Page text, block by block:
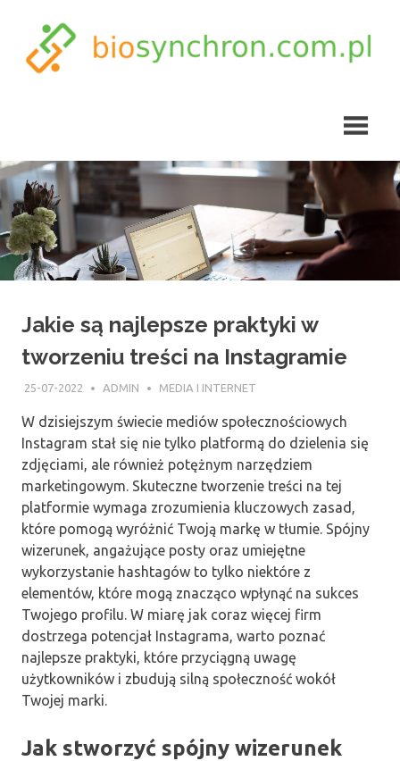
content
Jakie są najlepsze praktyki w
tworzeniu treści na Instagramie
25-07-2022 ADMIN MEDIA I INTERNET
W dzisiejszym świecie mediów społecznościowych
Instagram stał się nie tylko platformą do dzielenia się
zdjęciami, ale również potężnym narzędziem
marketingowym. Skuteczne tworzenie treści na tej
platformie wymaga zrozumienia kluczowych zasad,
które pomogą wyróżnić Twoją markę w tłumie. Spójny
wizerunek, angażujące posty oraz umiejętne
wykorzystanie hashtagów to tylko niektóre z
elementów, które mogą znacząco wpłynąć na sukces
Twojego profilu. W miarę jak coraz więcej firm
dostrzega potencjał Instagrama, warto poznać
najlepsze praktyki, które przyciągną uwagę
użytkowników i zbudują silną społeczność wokół
Twojej marki.
Jak stworzyć spójny wizerunek